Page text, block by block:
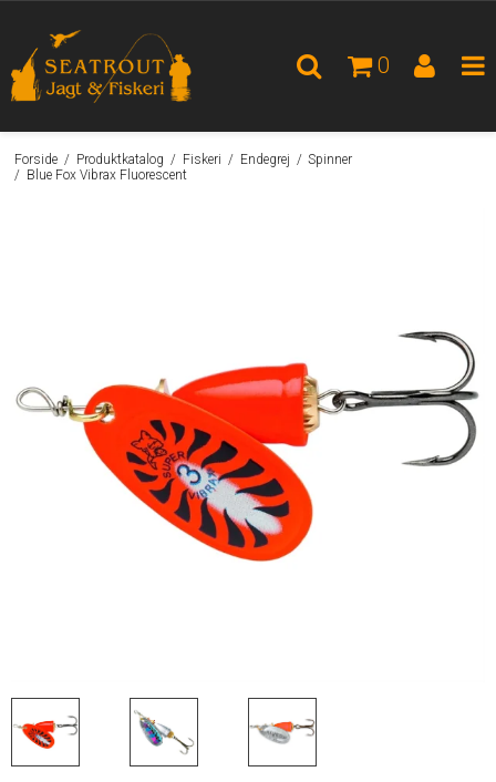
0
Forside / Produktkatalog / Fiskeri / Endegrej / Spinner
/ Blue Fox Vibrax Fluorescent